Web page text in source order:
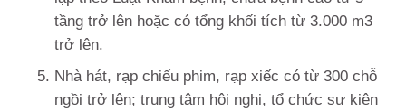
tầng trở lên hoặc có tổng khối tích từ 3.000 m3
trở lên.
Nhà hát, rạp chiếu phim, rạp xiếc có từ 300 chỗ
ngồi trở lên; trung tâm hội nghị, tổ chức sự kiện